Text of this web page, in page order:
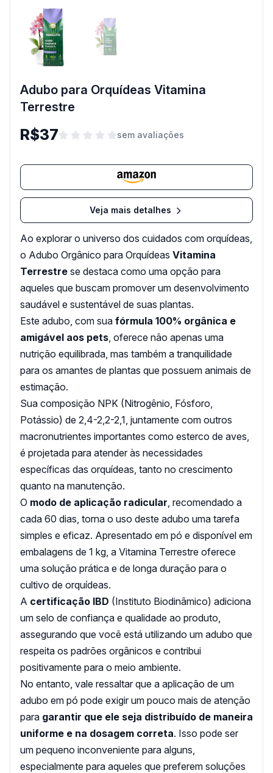
Adubo para Orquídeas Vitamina
Terrestre
R$37 sem avaliações
Veja mais detalhes
Ao explorar o universo dos cuidados com orquídeas,
o Adubo Orgânico para Orquídeas Vitamina
Terrestre se destaca como uma opção para
aqueles que buscam promover um desenvolvimento
saudável e sustentável de suas plantas.
Este adubo, com sua fórmula 100% orgânica e
amigável aos pets , oferece não apenas uma
nutrição equilibrada, mas também a tranquilidade
para os amantes de plantas que possuem animais de
estimação.
Sua composição NPK (Nitrogênio, Fósforo,
Potássio) de 2,4-2,2-2,1, juntamente com outros
macronutrientes importantes como esterco de aves,
é projetada para atender às necessidades
específicas das orquídeas, tanto no crescimento
quanto na manutenção.
O modo de aplicação radicular , recomendado a
cada 60 dias, torna o uso deste adubo uma tarefa
simples e eficaz. Apresentado em pó e disponível em
embalagens de 1 kg, a Vitamina Terrestre oferece
uma solução prática e de longa duração para o
cultivo de orquídeas.
A certificação IBD (Instituto Biodinâmico) adiciona
um selo de confiança e qualidade ao produto,
assegurando que você está utilizando um adubo que
respeita os padrões orgânicos e contribui
positivamente para o meio ambiente.
No entanto, vale ressaltar que a aplicação de um
adubo em pó pode exigir um pouco mais de atenção
para garantir que ele seja distribuído de maneira
uniforme e na dosagem correta. Isso pode ser
um pequeno inconveniente para alguns,
especialmente para aqueles que preferem soluções